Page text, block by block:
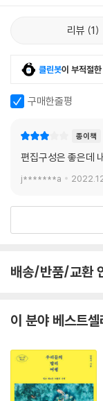
나트랑으로 이동하기 &
상세 지도
추천 스폿
나트랑 추천 여행사
보트 & 크루즈 투어
나트랑 여행 기념품은
무이네 추천 코스
추천 스폿
[REAL GUIDE]
무이네 투어 프로그램
여러 테마를 추천 코
여행의 즐거움을 완성
코로나19 이전 가장
문하는 시티 투어, 메
하는 구찌 터널 투어
이 국립공원, 원숭이
는 스노클링, 사막을
지 역동적인 체험들이
겨줄 풍성한 투어와 액
베트남 음식은 우리
딱 맞을 뿐 아니라 가
치민에는 가장 맛있고
준비되어 있다. 호치
리뷰 1
클린봇이 부적절
구매한줄평
종이책
편집구성은 좋은데
j*******a
배송/반품/교환
이 분야 베스트셀